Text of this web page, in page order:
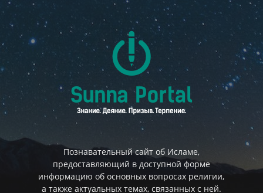
Познавательный сайт об Исламе,
предоставляющий в доступной форме
информацию об основных вопросах религии,
а также актуальных темах, связанных с ней.